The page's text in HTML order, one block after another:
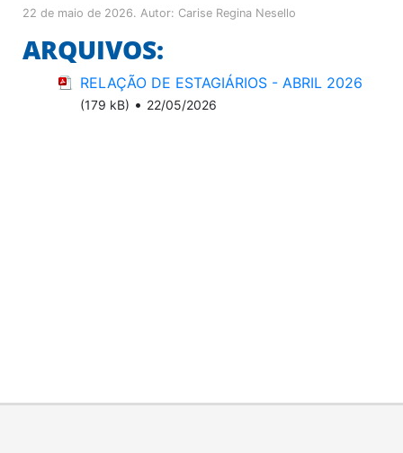
22 de maio de 2026. Autor: Carise Regina Nesello
ARQUIVOS:
RELAÇÃO DE ESTAGIÁRIOS - ABRIL 2026
(179 kB) • 22/05/2026